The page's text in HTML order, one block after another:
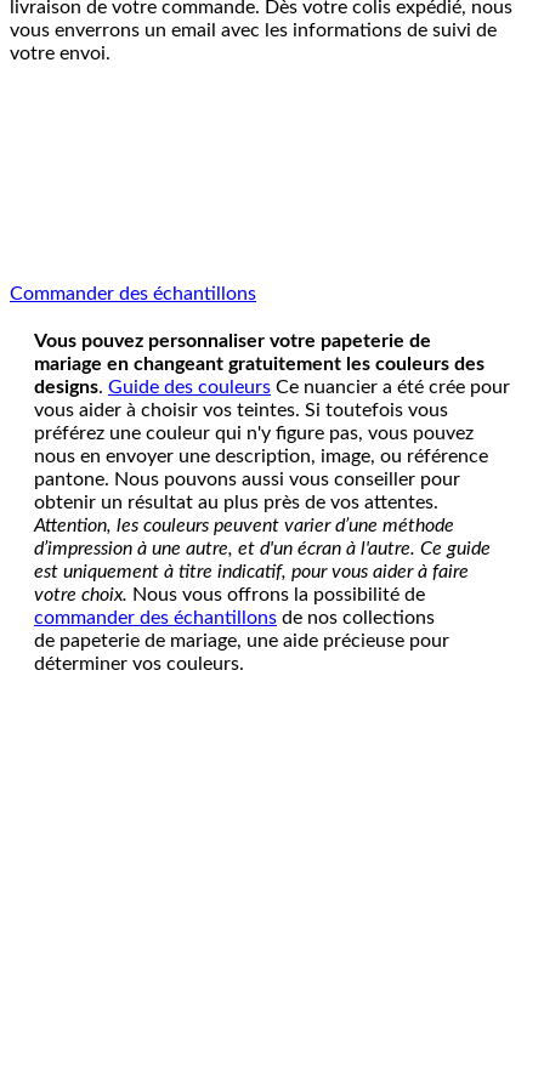
livraison de votre commande. Dès votre colis expédié, nous
vous enverrons un email avec les informations de suivi de
votre envoi.
Commander des échantillons
Vous pouvez personnaliser votre papeterie de
mariage en changeant gratuitement les couleurs des
designs. Guide des couleurs Ce nuancier a été crée pour
vous aider à choisir vos teintes. Si toutefois vous
préférez une couleur qui n'y figure pas, vous pouvez
nous en envoyer une description, image, ou référence
pantone. Nous pouvons aussi vous conseiller pour
obtenir un résultat au plus près de vos attentes.
Attention, les couleurs peuvent varier d’une méthode
d’impression à une autre, et d'un écran à l'autre. Ce guide
est uniquement à titre indicatif, pour vous aider à faire
votre choix. Nous vous offrons la possibilité de
commander des échantillons de nos collections
de papeterie de mariage, une aide précieuse pour
déterminer vos couleurs.